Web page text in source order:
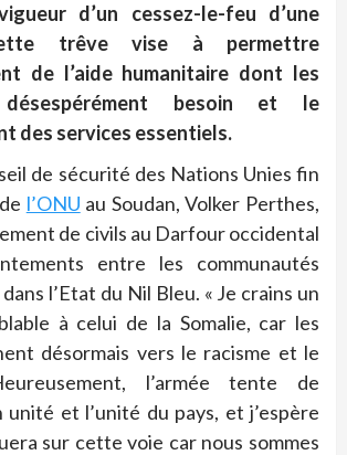
d’un cessez-le-feu d’une
trêve vise à permettre
de l’aide humanitaire dont les
besoin et le
des services essentiels.
de sécurité des Nations Unies fin
l’ONU au Soudan, Volker Perthes,
de civils au Darfour occidental
entre les communautés
l’Etat du Nil Bleu. « Je crains un
à celui de la Somalie, car les
désormais vers le racisme et le
l’armée tente de
et l’unité du pays, et j’espère
sur cette voie car nous sommes